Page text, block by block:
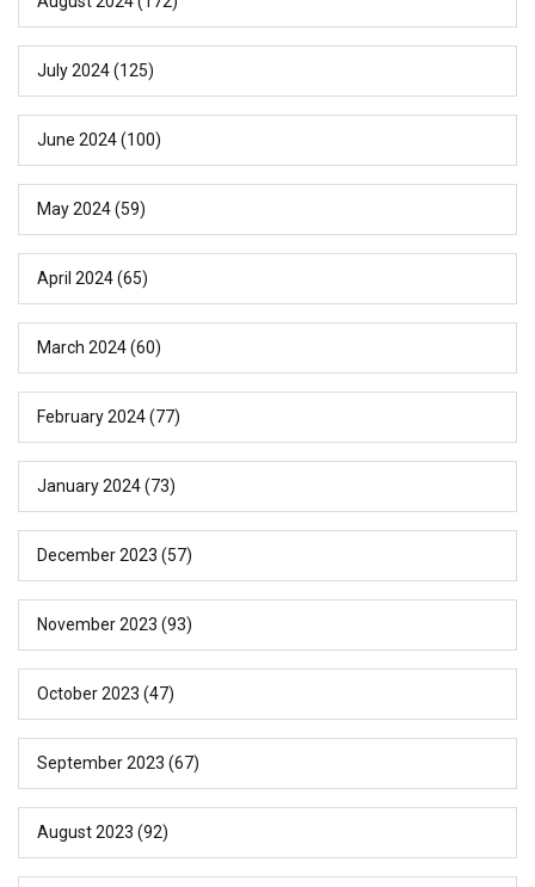
July 2024(125)
June 2024(100)
May 2024(59)
April 2024(65)
March 2024(60)
February 2024(77)
January 2024(73)
December 2023 (57)
November 2023 (93)
October 2023 (47)
September 2023 (67)
August 2023 (92)